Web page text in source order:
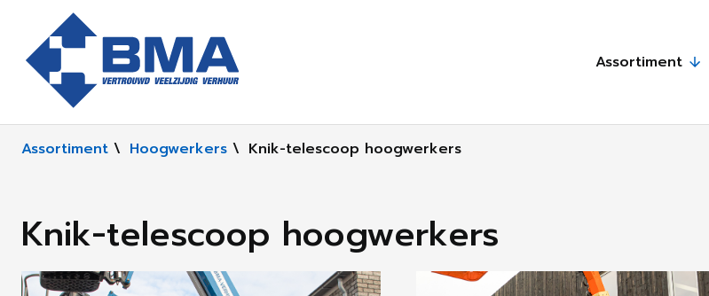
Assortiment
Assortiment \ Hoogwerkers \ Knik-telescoop hoogwerkers
Knik-telescoop hoogwerkers